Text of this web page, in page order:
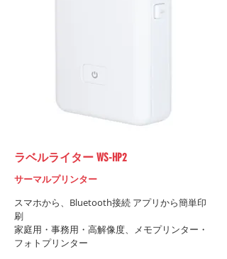
ラベルライター WS-HP2
​サーマルプリンター
スマホから、Bluetooth接続 アプリから簡単印
刷
家庭用・事務用・高解像度、メモプリンター・
フォトプリンター